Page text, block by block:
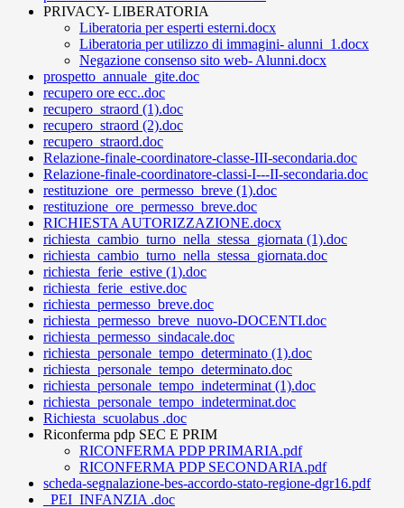
PRIVACY- LIBERATORIA
Liberatoria per esperti esterni.docx
Liberatoria per utilizzo di immagini- alunni_1.docx
Negazione consenso sito web- Alunni.docx
prospetto_annuale_gite.doc
recupero ore ecc..doc
recupero_straord (1).doc
recupero_straord (2).doc
recupero_straord.doc
Relazione-finale-coordinatore-classe-III-secondaria.doc
Relazione-finale-coordinatore-classi-I---II-secondaria.doc
restituzione_ore_permesso_breve (1).doc
restituzione_ore_permesso_breve.doc
RICHIESTA AUTORIZZAZIONE.docx
richiesta_cambio_turno_nella_stessa_giornata (1).doc
richiesta_cambio_turno_nella_stessa_giornata.doc
richiesta_ferie_estive (1).doc
richiesta_ferie_estive.doc
richiesta_permesso_breve.doc
richiesta_permesso_breve_nuovo-DOCENTI.doc
richiesta_permesso_sindacale.doc
richiesta_personale_tempo_determinato (1).doc
richiesta_personale_tempo_determinato.doc
richiesta_personale_tempo_indeterminat (1).doc
richiesta_personale_tempo_indeterminat.doc
Richiesta_scuolabus .doc
Riconferma pdp SEC E PRIM
RICONFERMA PDP PRIMARIA.pdf
RICONFERMA PDP SECONDARIA.pdf
scheda-segnalazione-bes-accordo-stato-regione-dgr16.pdf
_PEI_INFANZIA .doc